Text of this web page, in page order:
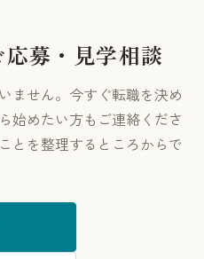
募・見学相談
ません。今すぐ転職を決め
始めたい方もご連絡くださ
とを整理するところからで